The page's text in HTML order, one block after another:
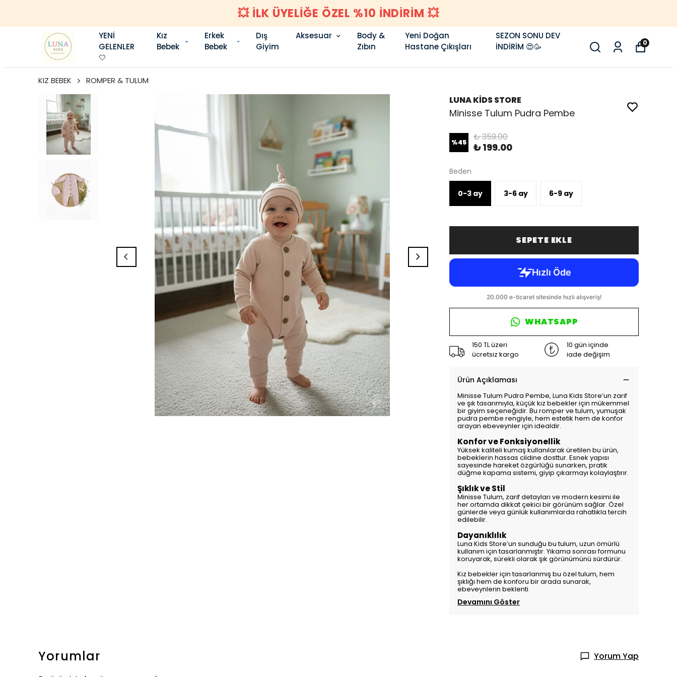
1500 TL VE ÜZERI KARGO ÜCRETSIZ 🚚
YENİ
GELENLER
🤍
Kız
Bebek
Erkek
Bebek
Dış
Giyim
Aksesuar
Body &
Zıbın
Yeni Doğan
Hastane Çıkışları
SEZON SONU DEV
İNDİRİM 😍🥳
0
KIZ BEBEK ROMPER & TULUM
LUNA KİDS STORE
Minisse Tulum Pudra Pembe
%45 ₺ 359.00
₺ 199.00
Beden
0-3 ay 3-6 ay 6-9 ay
SEPETE EKLE
WHATSAPP
150 TL üzeri
ücretsiz kargo
10 gün içinde
iade değişim
Ürün Açıklaması
Minisse Tulum Pudra Pembe, Luna Kids Store’un zarif
ve şık tasarımıyla, küçük kız bebekler için mükemmel
bir giyim seçeneğidir. Bu romper ve tulum, yumuşak
pudra pembe rengiyle, hem estetik hem de konfor
arayan ebeveynler için idealdir.
Konfor ve Fonksiyonellik
Yüksek kaliteli kumaş kullanılarak üretilen bu ürün,
bebeklerin hassas cildine dosttur. Esnek yapısı
sayesinde hareket özgürlüğü sunarken, pratik
düğme kapama sistemi, giyip çıkarmayı kolaylaştırır.
Şıklık ve Stil
Minisse Tulum, zarif detayları ve modern kesimi ile
her ortamda dikkat çekici bir görünüm sağlar. Özel
günlerde veya günlük kullanımlarda rahatlıkla tercih
edilebilir.
Dayanıklılık
Luna Kids Store’un sunduğu bu tulum, uzun ömürlü
kullanım için tasarlanmıştır. Yıkama sonrası formunu
koruyarak, sürekli olarak şık görünümünü sürdürür.
Kız bebekler için tasarlanmış bu özel tulum, hem
şıklığı hem de konforu bir arada sunarak,
ebeveynlerin beklenti
Devamını Göster
Yorumlar
Yorum Yap